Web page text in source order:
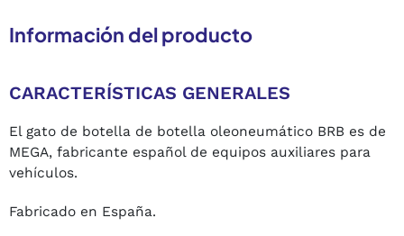
Información del producto
CARACTERÍSTICAS GENERALES
El gato de botella de botella oleoneumático BRB es de
MEGA, fabricante español de equipos auxiliares para
vehículos.
Fabricado en España.